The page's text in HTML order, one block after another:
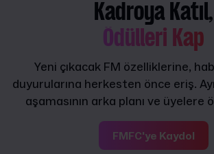
Kadroya Katıl,
Ödülleri Kap
Yeni çıkacak FM özelliklerine,
duyurularına herkesten önce eriş.
aşamasının arka planı ve üyelere
FMFC'ye Kaydol